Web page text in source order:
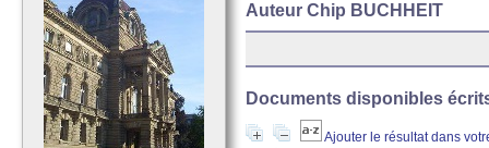
Auteur Chip BUCHHEIT
Documents disponibles
Ajouter le résultat dans